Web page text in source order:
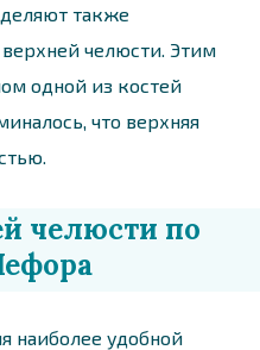
также
челюсти. Этим
одной из костей
что верхняя
челюсти по
наиболее удобной